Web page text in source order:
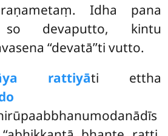
Idha pana
devaputto, kintu
‘‘devatā’’ti vutto.
rattiyāti ettha